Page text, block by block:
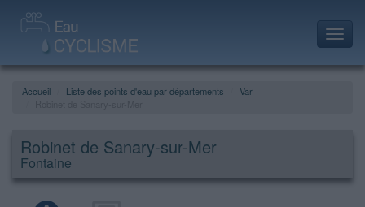
Accueil Liste des points d'eau par départements
Var
Robinet de Sanary-sur-Mer
Fontaine